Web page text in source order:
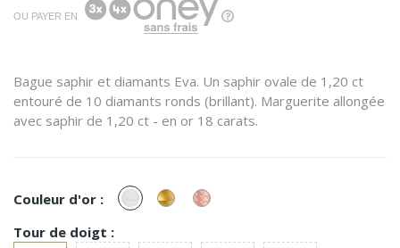
OU PAYER EN
Bague saphir et diamants Eva. Un saphir ovale de 1,20 ct
entouré de 10 diamants ronds (brillant). Marguerite allongée
avec saphir de 1,20 ct - en or 18 carats.
Couleur d'or : or
Blanc
or
Jaune
or
Rose
Tour de doigt :